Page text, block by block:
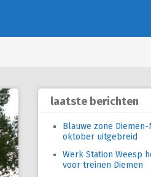
laatste berichten
Blauwe zone
oktober uitgebreid
Werk Station Weesp
voor treinen Diemen